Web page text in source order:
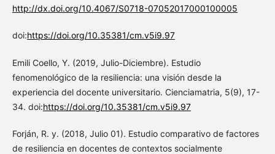
http://dx.doi.org/10.4067/S0718-07052017000100005
doi:https://doi.org/10.35381/cm.v5i9.97
Emili Coello, Y. (2019, Julio-Diciembre). Estudio
fenomenológico de la resiliencia: una visión desde la
experiencia del docente universitario. Cienciamatria, 5(9), 17-
34. doi:https://doi.org/10.35381/cm.v5i9.97
Forján, R. y. (2018, Julio 01). Estudio comparativo de factores
de resiliencia en docentes de contextos socialmente